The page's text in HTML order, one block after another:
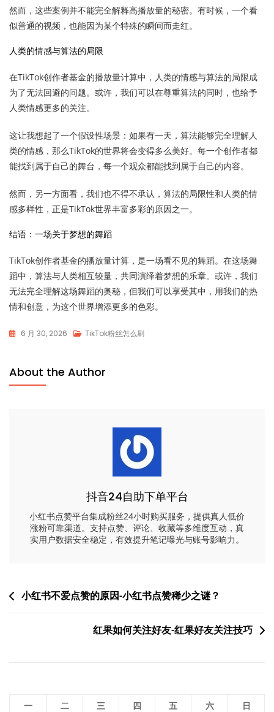
然而，这些案例并不能完全解释高播放量的秘密。有时候，一个看
似普通的视频，也能因为某个特殊的瞬间而走红。
人类的情感与算法的局限
在TikTok创作者基金的播放量计算中，人类的情感与算法的局限成
为了无法回避的问题。或许，我们可以在尊重算法的同时，也给予
人类情感更多的关注。
这让我想起了一个假设性场景：如果有一天，算法能够完全理解人
类的情感，那么TikTok的世界将会变得多么美好。每一个创作者都
能找到属于自己的舞台，每一个观众都能找到属于自己的内容。
然而，另一方面看，我们也不得不承认，算法的局限性和人类的情
感多样性，正是TikTok世界丰富多彩的原因之一。
结语：一场关于梦想的舞蹈
TikTok创作者基金的播放量计算，是一场看不见的舞蹈。在这场舞
蹈中，算法与人类相互较量，共同演绎着梦想的乐章。或许，我们
无法完全理解这场舞蹈的奥秘，但我们可以享受其中，用我们的热
情和创意，为这个世界增添更多的色彩。
6 月 30, 2026 TikTok粉丝怎么刷
About the Author
抖音24自助下单平台
小红书点赞平台集成粉丝24小时购买服务，提供真人低价
涨粉可靠渠道。支持点赞、评论、收藏等多维度互动，真
实用户数据安全稳定，有效提升笔记曝光与账号影响力。
文小红书不爱点赞的原因-小红书点赞稀少之谜？
红果如何关注好友-红果好友关注技巧
一 二 三 四 五 六
日